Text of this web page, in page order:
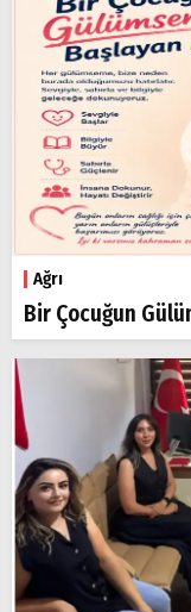
Ağrı
Bir Çocuğun